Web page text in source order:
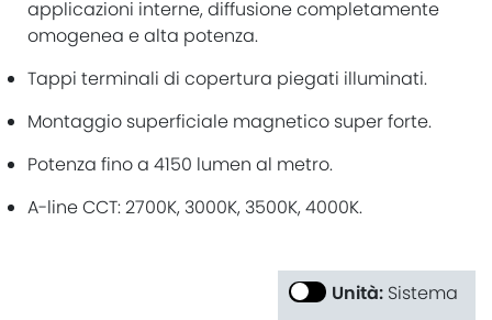
applicazioni interne, diffusione completamente
omogenea e alta potenza.
Tappi terminali di copertura piegati illuminati.
Montaggio superficiale magnetico super forte.
Potenza fino a 4150 lumen al metro.
A-line CCT: 2700K, 3000K, 3500K, 4000K.
Unità: Sistema